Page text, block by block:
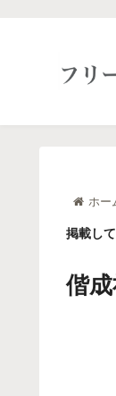
ホー
掲載し
偕